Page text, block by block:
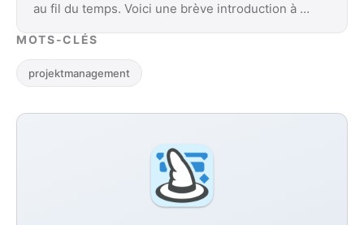
au fil du temps. Voici une brève introduction à …
MOTS-CLÉS
projektmanagement